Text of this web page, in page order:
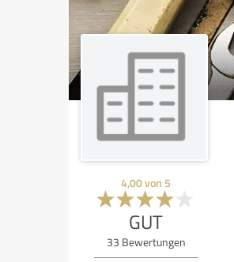
4,00von 5
GUT
33 Bewertungen